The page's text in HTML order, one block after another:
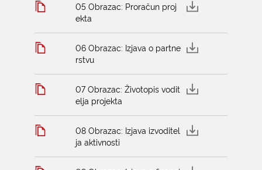
05 Obrazac: Proračun proj
ekta
06 Obrazac: Izjava o partne
rstvu
07 Obrazac: Životopis vodit
elja projekta
08 Obrazac: Izjava izvoditel
ja aktivnosti